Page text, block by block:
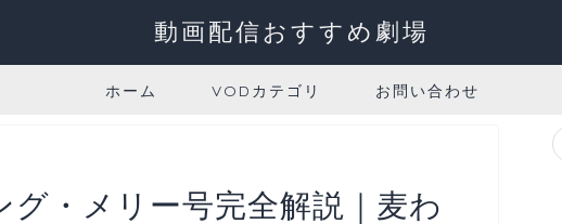
動画配信おすすめ劇場
ホーム VODカテゴリ お問い合わせ
グ・メリー号完全解説｜麦わ